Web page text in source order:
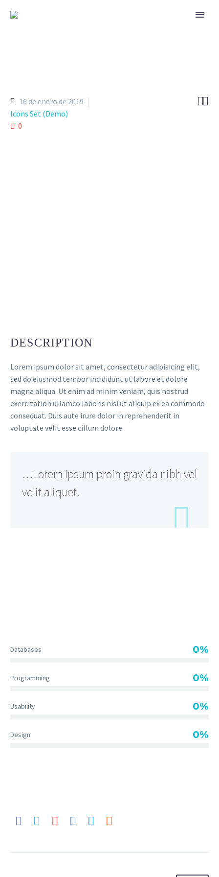

16 de enero de 2019
Icons Set (Demo)
0
DESCRIPTION
Lorem ipsum dolor sit amet, consectetur adipisicing elit,
sed do eiusmod tempor incididunt ut labore et dolore
magna aliqua. Ut enim ad minim veniam, quis nostrud
exercitation ullamco laboris nisi ut aliquip ex ea commodo
consequat. Duis aute irure dolor in reprehenderit in
voluptate velit esse cillum dolore.
…Lorem Ipsum proin gravida nibh vel
velit aliquet.

Databases 0%
Programming 0%
Usability 0%
Design 0%